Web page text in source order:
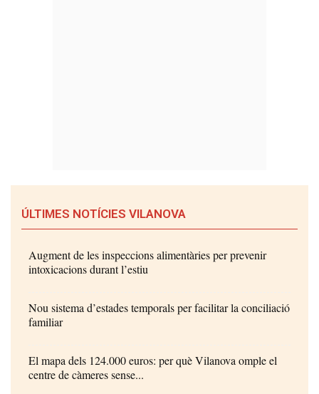
ÚLTIMES NOTÍCIES VILANOVA
Augment de les inspeccions alimentàries per prevenir
intoxicacions durant l’estiu
Nou sistema d’estades temporals per facilitar la conciliació
familiar
El mapa dels 124.000 euros: per què Vilanova omple el
centre de càmeres sense...